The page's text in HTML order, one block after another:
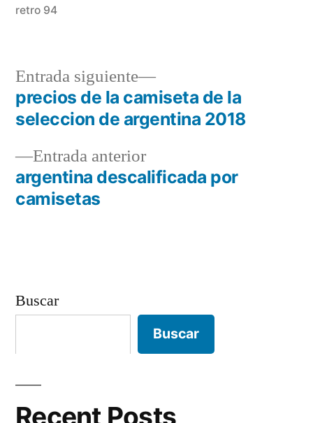
retro 94
Navegación
entradas
Entrada anteriorEntrada
anterior:
argentina descalificada por
camisetas
Entrada siguiente
Entrada
siguiente:
precios de la camiseta de la
seleccion de argentina 2018
Buscar
Buscar
Recent Posts